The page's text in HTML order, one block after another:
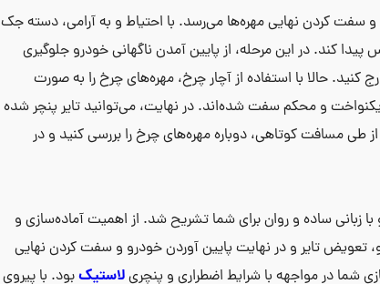
و سفت کردن نهایی مهره‌ها می‌رسد. با احتیاط و به آرامی، دسته جک
کند. در این مرحله، از پایین آمدن ناگهانی خودرو جلوگیری
کنید. حالا با استفاده از آچار چرخ، مهره‌های چرخ را به صورت
و محکم سفت شده‌اند. در نهایت، می‌توانید تایر پنچر شده
طی مسافت کوتاهی، دوباره مهره‌های چرخ را بررسی کنید و در
زبانی ساده و روان برای شما تشریح شد. از اهمیت آماده‌سازی و
تایر و در نهایت پایین آوردن خودرو و سفت کردن نهایی
شما در مواجهه با شرایط اضطراری و پنچریلاستیکبود. با پیروی